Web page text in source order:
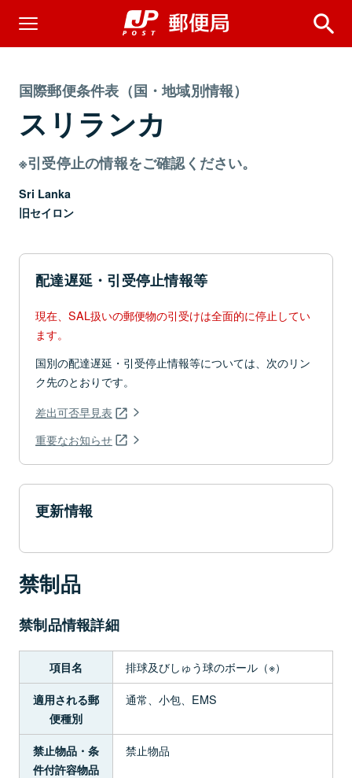
国際郵便条件表（国・地域別情報）
スリランカ
※引受停止の情報をご確認ください。
Sri Lanka
旧セイロン
配達遅延・引受停止情報等
現在、SAL扱いの郵便物の引受けは全面的に停止してい
ます。
国別の配達遅延・引受停止情報等については、次のリン
ク先のとおりです。
差出可否早見表
重要なお知らせ
更新情報
禁制品
禁制品情報詳細
項目名 排球及びしゅう球のボール（※）
適用される郵
便種別
通常、小包、EMS
禁止物品・条
件付許容物品
禁止物品